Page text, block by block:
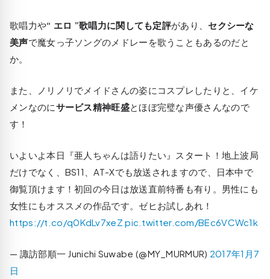
歌唱力や“ エロ ”歌唱力に関しても定評があり、 セクシーな
美声で魔女っ子ソングのメドレーを歌うこともあるのだと
か。
また、ノリノリでメイドさんの姿にコスプレしたりと、イケ
メンなのにサービス精神旺盛とほぼ完璧な声優さんなので
す！
いよいよ本日『亜人ちゃんは語りたい』スタート！地上波局
だけでなく、BS11、AT-Xでも放送されますので、日本中で
御覧頂けます！初回の今日は放送直前特番も有り。男性にも
女性にもオススメの作品です。ゼヒお試しあれ！
https://t.co/q0KdLv7xeZ pic.twitter.com/BEc6VCWc1k
— 諏訪部順一 Junichi Suwabe (@MY_MURMUR) 2017年1月7
日